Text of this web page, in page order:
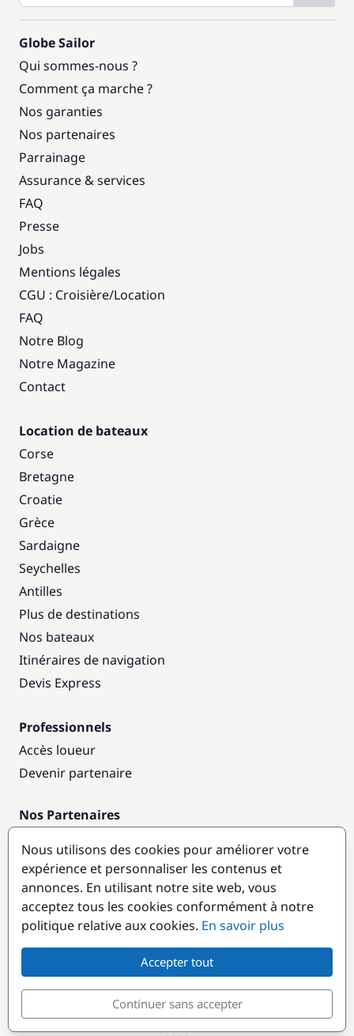
Globe Sailor
Qui sommes-nous ?
Comment ça marche ?
Nos garanties
Nos partenaires
Parrainage
Assurance & services
FAQ
Presse
Jobs
Mentions légales
CGU : Croisière/Location
FAQ
Notre Blog
Notre Magazine
Contact
Location de bateaux
Corse
Bretagne
Croatie
Grèce
Sardaigne
Seychelles
Antilles
Plus de destinations
Nos bateaux
Itinéraires de navigation
Devis Express
Professionnels
Accès loueur
Devenir partenaire
Nos Partenaires
Destinations populaires
© GlobeSailor
Croisières & Location de bateaux depuis
Nous utilisons des cookies pour améliorer votre
expérience et personnaliser les contenus et
annonces. En utilisant notre site web, vous
acceptez tous les cookies conformément à notre
politique relative aux cookies. En savoir plus
Accepter tout
Continuer sans accepter